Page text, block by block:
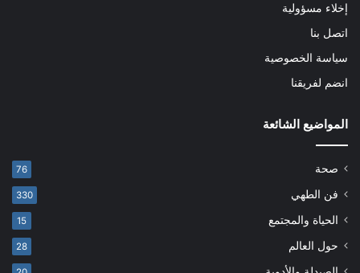
إخلاء مسؤولية
اتصل بنا
سياسة الخصوصية
انضم لفريقنا
المواضيع الشائعة
صحة 76
فن الطهي 330
الحياة والمجتمع 15
حول العالم 28